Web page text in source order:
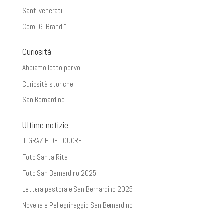
Santi venerati
Coro “G. Brandi”
Curiosità
Abbiamo letto per voi
Curiosità storiche
San Bernardino
Ultime notizie
IL GRAZIE DEL CUORE
Foto Santa Rita
Foto San Bernardino 2025
Lettera pastorale San Bernardino 2025
Novena e Pellegrinaggio San Bernardino